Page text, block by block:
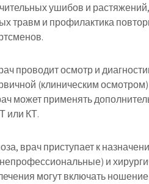
ушибов и
травм и профилактика
проводит осмотр и
(клиническим
может применять
или КТ.
врач приступает к
и
могут включать